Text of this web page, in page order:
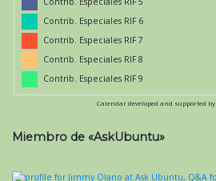
Contrib. Especiales RIF 6
Contrib. Especiales RIF 7
Contrib. Especiales RIF 8
Contrib. Especiales RIF 9
Calendar developed and supported by
Miembro de «AskUbuntu»